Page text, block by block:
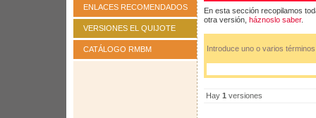
ENLACES RECOMENDADOS
VERSIONES EL QUIJOTE
CATÁLOGO RMBM
En esta sección recopilamos
otra versión, háznoslo saber.
Introduce uno o varios
Hay 1 versiones